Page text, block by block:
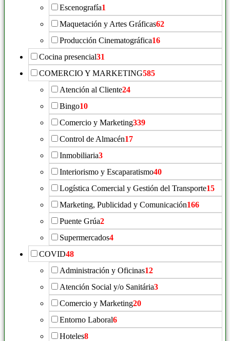
Escenografía1
Maquetación y Artes Gráficas62
Producción Cinematográfica16
Cocina presencial31
COMERCIO Y MARKETING585
Atención al Cliente24
Bingo10
Comercio y Marketing339
Control de Almacén17
Inmobiliaria3
Interiorismo y Escaparatismo40
Logística Comercial y Gestión del Transporte15
Marketing, Publicidad y Comunicación166
Puente Grúa2
Supermercados4
COVID48
Administración y Oficinas12
Atención Social y/o Sanitária3
Comercio y Marketing20
Entorno Laboral6
Hoteles8